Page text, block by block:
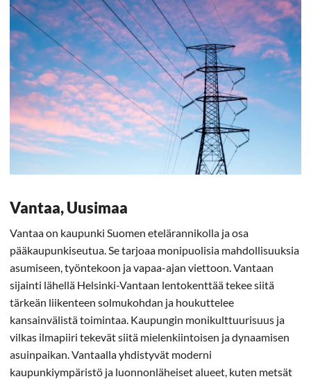
Vantaa, Uusimaa
Vantaa on kaupunki Suomen etelärannikolla ja osa
pääkaupunkiseutua. Se tarjoaa monipuolisia mahdollisuuksia
asumiseen, työntekoon ja vapaa-ajan viettoon. Vantaan
sijainti lähellä Helsinki-Vantaan lentokenttää tekee siitä
tärkeän liikenteen solmukohdan ja houkuttelee
kansainvälistä toimintaa. Kaupungin monikulttuurisuus ja
vilkas ilmapiiri tekevät siitä mielenkiintoisen ja dynaamisen
asuinpaikan. Vantaalla yhdistyvät moderni
kaupunkiympäristö ja luonnonläheiset alueet, kuten metsät